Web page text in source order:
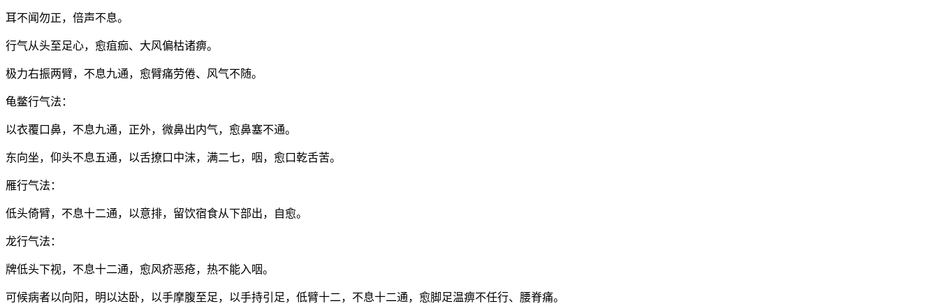
耳不闻勿正，倍声不息。
行气从头至足心，愈疽痂、大风偏枯诸痹。
极力右振两臂，不息九通，愈臂痛劳倦、风气不随。
龟鳖行气法：
以衣覆口鼻，不息九通，正外，微鼻出内气，愈鼻塞不通。
东向坐，仰头不息五通，以舌撩口中沫，满二七，咽，愈口乾舌苦。
雁行气法：
低头倚臂，不息十二通，以意排，留饮宿食从下部出，自愈。
龙行气法：
牌低头下视，不息十二通，愈风疥恶疮，热不能入咽。
可候病者以向阳，明以达卧，以手摩腹至足，以手持引足，低臂十二，不息十二通，愈脚足温痹不任行、腰脊痛。